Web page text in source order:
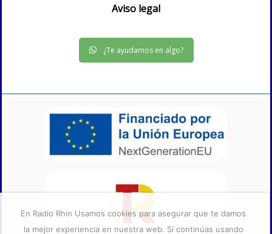
Aviso legal
¿Te ayudamos en algo?
En Radio Rhin Usamos cookies para asegurar que te damos
la mejor experiencia en nuestra web. Si continúas usando